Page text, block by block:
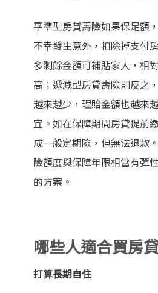
平準型房貸壽險如果保足額
不幸發生意外，扣除掉支付
多剩餘金額可補貼家人，相
高；遞減型房貸壽險則反之
越來越少，理賠金額也越來
宜。如在保障期間房貸提前
成一般定期險，但無法退款
險額度與保障年限相當有彈
的方案。
哪些人適合買房
打算長期自住